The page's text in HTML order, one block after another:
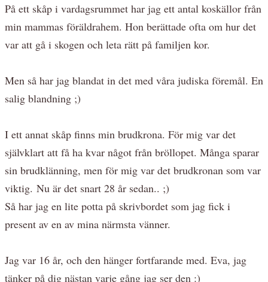
På ett skåp i vardagsrummet har jag ett antal koskällor från
min mammas föräldrahem. Hon berättade ofta om hur det
var att gå i skogen och leta rätt på familjen kor.
Men så har jag blandat in det med våra judiska föremål. En
salig blandning ;)
I ett annat skåp finns min brudkrona. För mig var det
självklart att få ha kvar något från bröllopet. Många sparar
sin brudklänning, men för mig var det brudkronan som var
viktig. Nu är det snart 28 år sedan.. ;)
Så har jag en lite potta på skrivbordet som jag fick i
present av en av mina närmsta vänner.
Jag var 16 år, och den hänger fortfarande med. Eva, jag
tänker på dig nästan varje gång jag ser den :)